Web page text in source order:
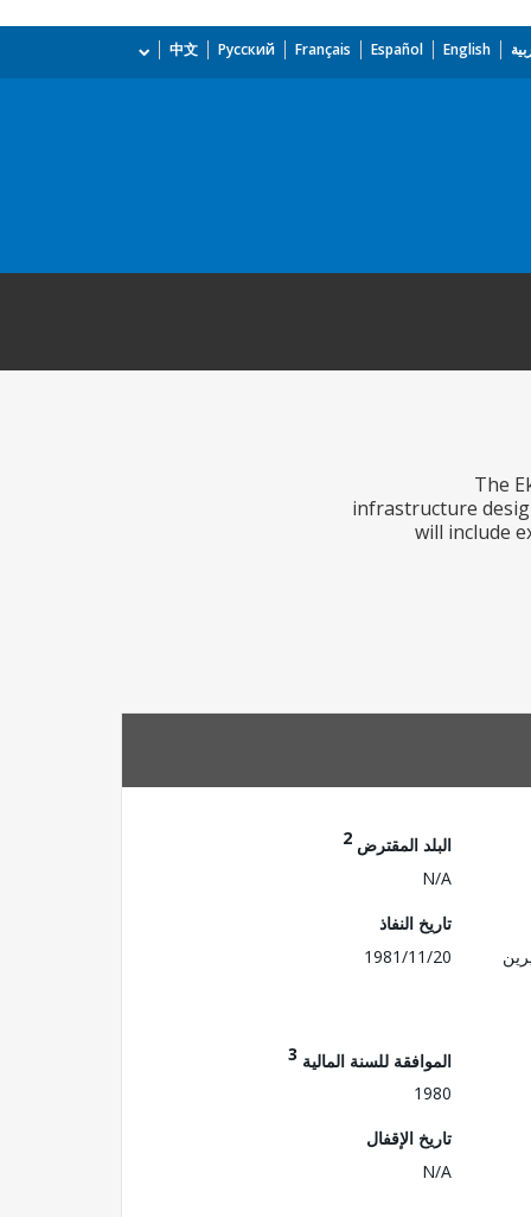
English
Español
Français
Русский
中文
The
infrastructure
will include
البلد المقترض 2
N/A
تاريخ النفاذ
1981/11/20
الموافقة للسنة المالية 3
1980
تاريخ الإقفال
N/A